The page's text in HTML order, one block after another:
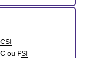
ou PSI